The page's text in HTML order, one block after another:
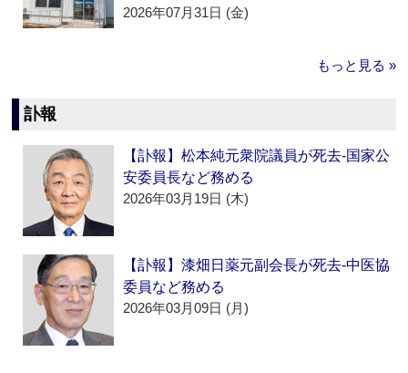
2026年07月31日 (金)
もっと見る »
訃報
【訃報】松本純元衆院議員が死去‐国家公
安委員長など務める
2026年03月19日 (木)
【訃報】漆畑日薬元副会長が死去‐中医協
委員など務める
2026年03月09日 (月)